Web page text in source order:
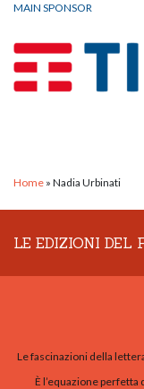
MAIN SPONSOR
Home » Nadia Urbinati
LE EDIZIONI DEL
Le fascinazioni della
È l’equazione